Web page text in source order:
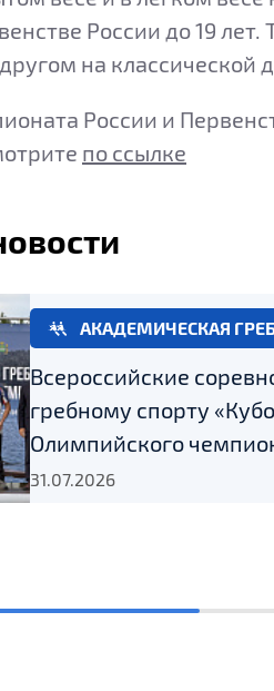
России до 19
на классической
России и
по ссылке
АКАДЕМИЧЕСКАЯ
Всероссийские
гребному спорту
Олимпийского
31.07.2026